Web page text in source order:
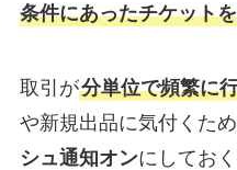
条件にあったチケット
取引が分単位で頻繁に
や新規出品に気付くた
シュ通知オンにしてお